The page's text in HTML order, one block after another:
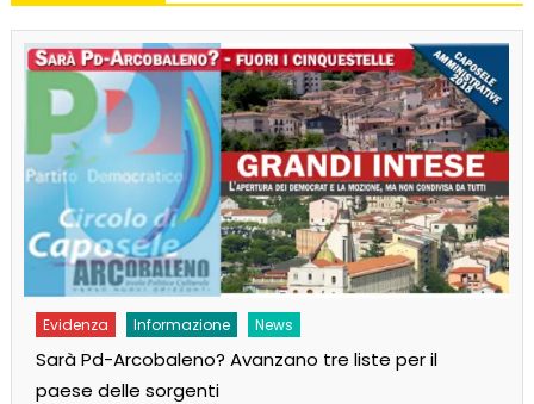
Evidenza Informazione News
Sarà Pd-Arcobaleno? Avanzano tre liste per il
paese delle sorgenti